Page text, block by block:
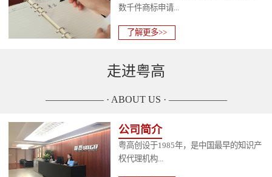
数千件商标申请...
了解更多>>
走进粤高
—————— · ABOUT US · ——————
公司简介
粤高创设于1985年，是中国最早的知识产
权代理机构...